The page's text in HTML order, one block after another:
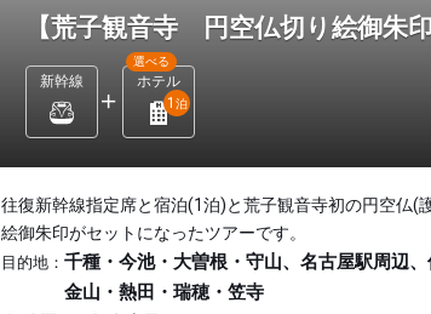
【荒子観音寺 円空仏切り絵御朱
新幹線 ホテル
選べる
1 泊
往復新幹線指定席と宿泊(1泊)と荒子観音寺初の円空仏(
絵御朱印がセットになったツアーです。
目的地： 千種・今池・大曽根・守山、名古屋駅周辺、
金山・熱田・瑞穂・笠寺